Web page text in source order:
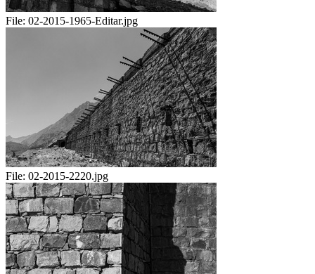
File: 02-2015-1965-Editar.jpg
File: 02-2015-2220.jpg